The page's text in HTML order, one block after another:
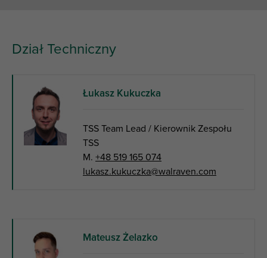
Dział Techniczny
Łukasz Kukuczka
TSS Team Lead / Kierownik Zespołu
TSS
M. +48 519 165 074
lukasz.kukuczka@walraven.com
Mateusz Żelazko